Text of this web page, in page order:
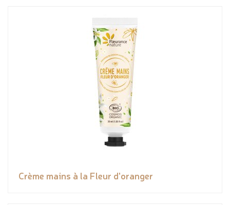
Crème mains à la Fleur d'oranger